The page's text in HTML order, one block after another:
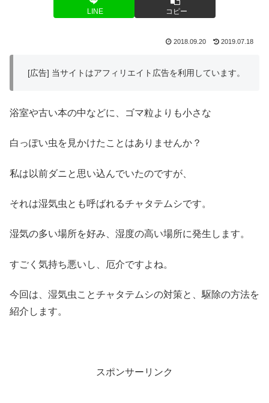
LINE コピー
2018.09.20 2019.07.18
[広告] 当サイトはアフィリエイト広告を利用しています。
浴室や古い本の中などに、ゴマ粒よりも小さな
白っぽい虫を見かけたことはありませんか？
私は以前ダニと思い込んでいたのですが、
それは湿気虫とも呼ばれるチャタテムシです。
湿気の多い場所を好み、湿度の高い場所に発生します。
すごく気持ち悪いし、厄介ですよね。
今回は、湿気虫ことチャタテムシの対策と、駆除の方法を
紹介します。
スポンサーリンク